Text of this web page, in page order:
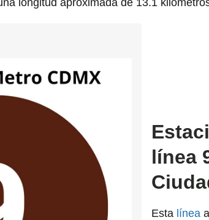
longitud aproximada de 13.1
línea
Esta línea